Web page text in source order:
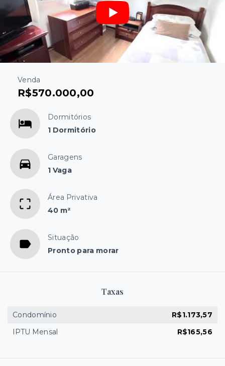
Venda
R$570.000,00
Dormitórios
1 Dormitório
Garagens
1 Vaga
Área Privativa
40 m²
Situação
Pronto para morar
Taxas
Condomínio
R$1.173,57
IPTU Mensal
R$165,56